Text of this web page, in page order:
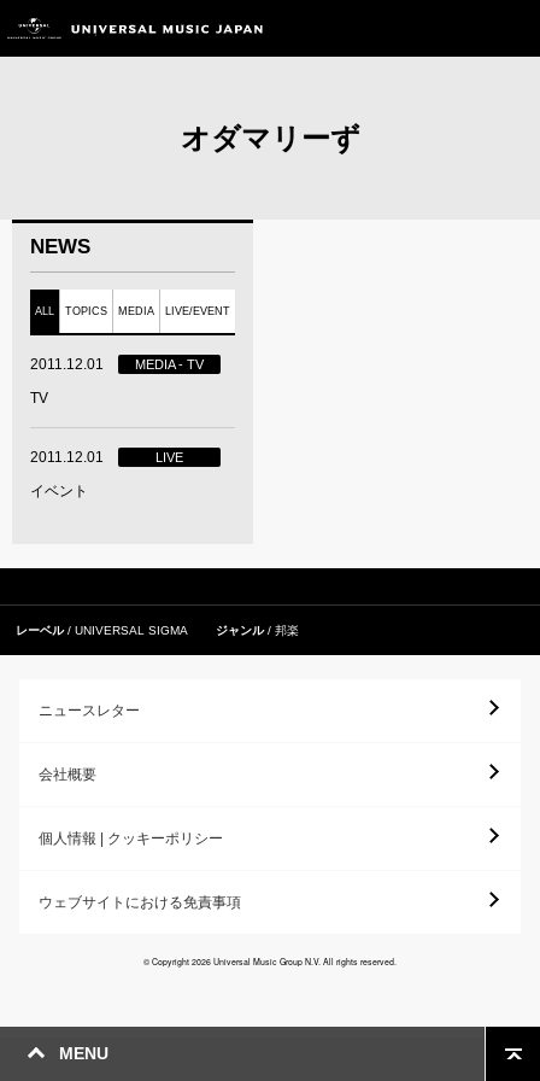
オダマリーず
MENU
NEWS
ALL TOPICS MEDIA LIVE/EVENT
2011.12.01 MEDIA - TV
TV
2011.12.01 LIVE
イベント
レーベル UNIVERSAL SIGMA ジャンル 邦楽
ニュースレター
会社概要
個人情報 | クッキーポリシー
ウェブサイトにおける免責事項
© Copyright 2026 Universal Music Group N.V. All rights reserved.